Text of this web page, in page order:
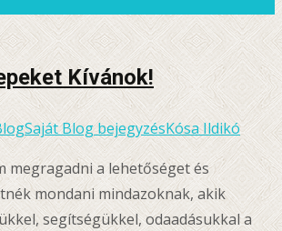
Kívánok!
Saját Blog bejegyzésKósa Ildikó
megragadni a lehetőséget és
mondani mindazoknak, akik
segítségükkel, odaadásukkal a